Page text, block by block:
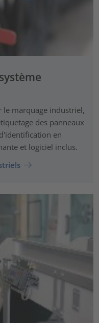
marquage industriel,
des panneaux
en
et logiciel inclus.